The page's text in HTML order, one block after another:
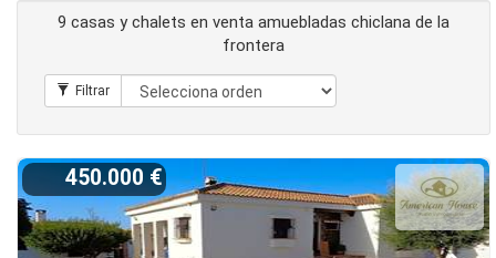
9 casas y chalets en venta amuebladas chiclana de la
frontera
450.000 €